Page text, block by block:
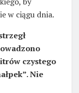
w ciągu dnia.
czystego
Nie